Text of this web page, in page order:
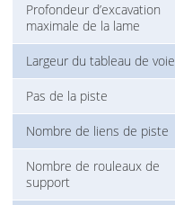
Profondeur d’excavation
maximale de la lame
Largeur du tableau de voie
Pas de la piste
Nombre de liens de piste
Nombre de rouleaux de
support